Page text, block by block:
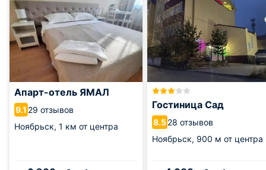
Апарт-отель ЯМАЛ
9.1 29 отзывов
Ноябрьск, 1 км от центра
Гостиница Сад
8.528 отзывов
Ноябрьск, 900 м от центра